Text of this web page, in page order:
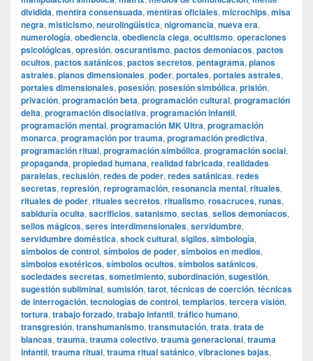
dividida, mentira consensuada, mentiras oficiales, microchips, misa
negra, misticismo, neurolingüística, nigromancia, nueva era,
numerología, obediencia, obediencia ciega, ocultismo, operaciones
psicológicas, opresión, oscurantismo, pactos demoníacos, pactos
ocultos, pactos satánicos, pactos secretos, pentagrama, planos
astrales, planos dimensionales, poder, portales, portales astrales,
portales dimensionales, posesión, posesión simbólica, prisión,
privación, programación beta, programación cultural, programación
delta, programación disociativa, programación infantil,
programación mental, programación MK Ultra, programación
monarca, programación por trauma, programación predictiva,
programación ritual, programación simbólica, programación social,
propaganda, propiedad humana, realidad fabricada, realidades
paralelas, reclusión, redes de poder, redes satánicas, redes
secretas, represión, reprogramación, resonancia mental, rituales,
rituales de poder, rituales secretos, ritualismo, rosacruces, runas,
sabiduría oculta, sacrificios, satanismo, sectas, sellos demoníacos,
sellos mágicos, seres interdimensionales, servidumbre,
servidumbre doméstica, shock cultural, sigilos, simbología,
símbolos de control, símbolos de poder, símbolos en medios,
símbolos esotéricos, símbolos ocultos, símbolos satánicos,
sociedades secretas, sometimiento, subordinación, sugestión,
sugestión subliminal, sumisión, tarot, técnicas de coerción, técnicas
de interrogación, tecnologías de control, templarios, tercera visión,
tortura, trabajo forzado, trabajo infantil, tráfico humano,
transgresión, transhumanismo, transmutación, trata, trata de
blancas, trauma, trauma colectivo, trauma generacional, trauma
infantil, trauma ritual, trauma ritual satánico, vibraciones bajas,